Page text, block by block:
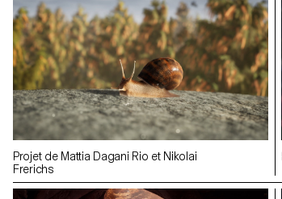
Projet de Mattia Dagani Rio et Nikolai
Frerichs